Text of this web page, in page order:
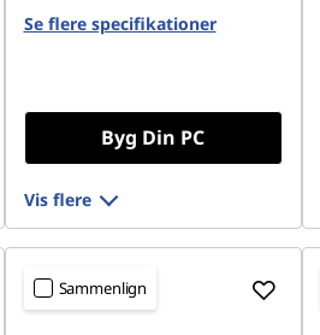
1 TB SSD M.2 2280 PCIe Gen4
TLC
Se flere specifikationer
Byg Din PC
Vis flere
Sammenlign